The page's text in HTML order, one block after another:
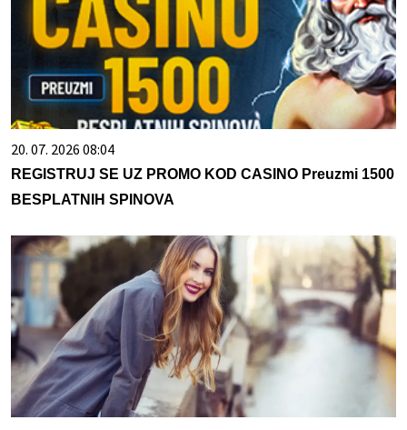
20. 07. 2026 08:04
REGISTRUJ SE UZ PROMO KOD CASINO Preuzmi 1500
BESPLATNIH SPINOVA